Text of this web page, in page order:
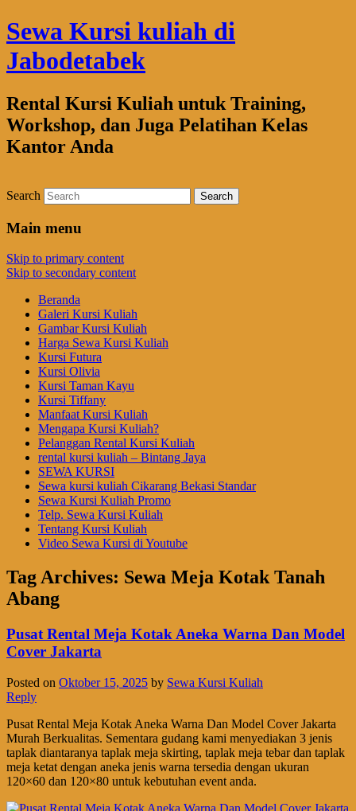
Sewa Kursi kuliah di
Jabodetabek
Rental Kursi Kuliah untuk Training,
Workshop, dan Juga Pelatihan Kelas
Kantor Anda
Search
Main menu
Skip to primary content
Skip to secondary content
Beranda
Galeri Kursi Kuliah
Gambar Kursi Kuliah
Harga Sewa Kursi Kuliah
Kursi Futura
Kursi Olivia
Kursi Taman Kayu
Kursi Tiffany
Manfaat Kursi Kuliah
Mengapa Kursi Kuliah?
Pelanggan Rental Kursi Kuliah
rental kursi kuliah – Bintang Jaya
SEWA KURSI
Sewa kursi kuliah Cikarang Bekasi Standar
Sewa Kursi Kuliah Promo
Telp. Sewa Kursi Kuliah
Tentang Kursi Kuliah
Video Sewa Kursi di Youtube
Tag Archives: Sewa Meja Kotak Tanah
Abang
Pusat Rental Meja Kotak Aneka Warna Dan Model
Cover Jakarta
Posted on Oktober 15, 2025 by Sewa Kursi Kuliah
Reply
Pusat Rental Meja Kotak Aneka Warna Dan Model Cover Jakarta
Murah Berkualitas. Sementara gudang kami menyediakan 3 jenis
taplak diantaranya taplak meja skirting, taplak meja tebar dan taplak
meja ketat dengan aneka jenis warna tersedia dengan ukuran
120×60 dan 120×80 untuk kebutuhan event anda.